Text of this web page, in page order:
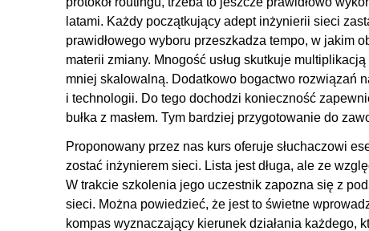
2.17. Jaka jest różnica między Internetem, Intranetem i
2.18. Co to jest węzeł? [18]
2.19. Co to jest switch (przełącznik)? [19]
2.20. Jaka jest różnica między przełącznikiem
2.21. Czym różni się przełącznik od koncentratora? [21]
2.22. Jaka jest różnica pomiędzy kablem prostym i
2.23. Co to jest ipconfig i ifconfig? [23]
2.24. Co oznacza znak zachęty # w CLI urządzeń Cisco?
2.25. Co to oznacza 127.0.0.1 i localhost? [25]
latami. Każdy początkujący adept inżynierii sieci
prawidłowego wyboru przeszkadza tempo, w jakim
materii zmiany. Mnogość usług skutkuje
mniej skalowalną. Dodatkowo bogactwo rozwiązań
i technologii. Do tego dochodzi konieczność
bułka z masłem. Tym bardziej przygotowanie do
Proponowany przez nas kurs oferuje słuchaczowi
zostać inżynierem sieci. Lista jest długa, ale ze
W trakcie szkolenia jego uczestnik zapozna się z
sieci. Można powiedzieć, że jest to świetne
kompas wyznaczający kierunek działania każdego,